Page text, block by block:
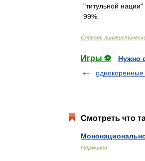
"титульной нации"
99%.
Словарь
Игры ⚽
Нужно
однокоренные
Смотреть что
терминов